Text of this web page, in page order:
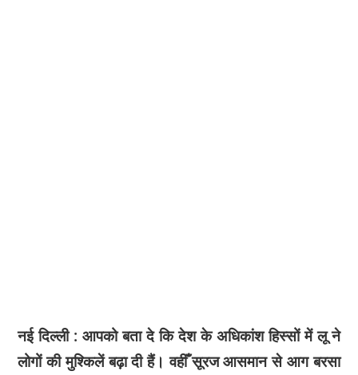
नई दिल्‍ली : आपको बता दे कि देश के अधिकांश हिस्‍सों में लू ने
लोगों की मुश्किलें बढ़ा दी हैं। वहीँ सूरज आसमान से आग बरसा